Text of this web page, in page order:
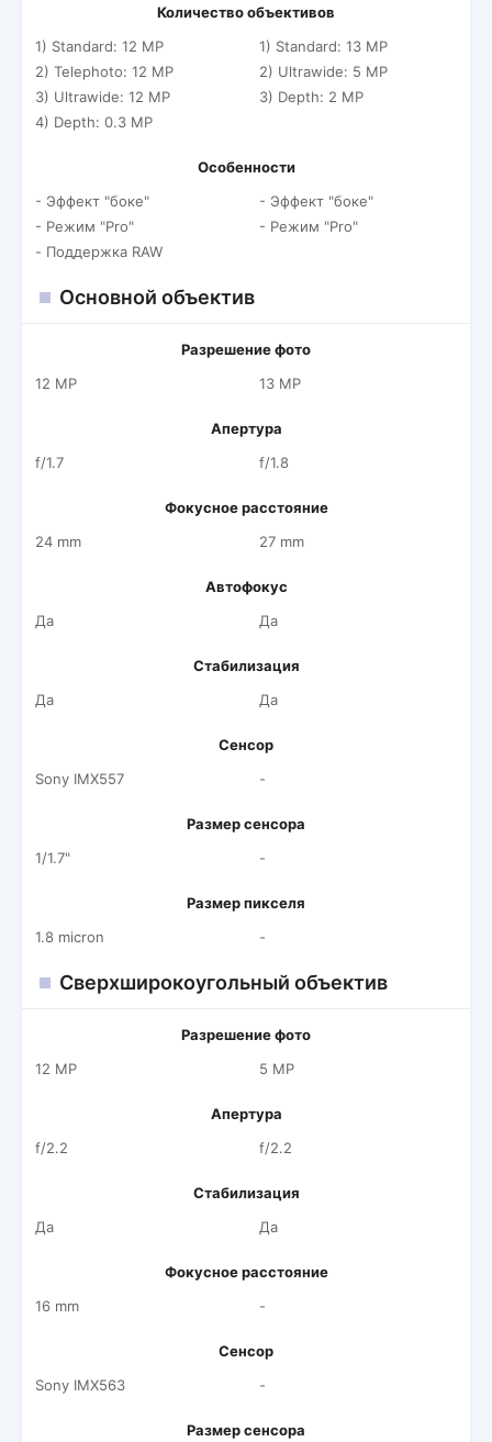
Количество объективов
1) Standard: 12 MP
2) Telephoto: 12 MP
3) Ultrawide: 12 MP
4) Depth: 0.3 MP
1) Standard: 13 MP
2) Ultrawide: 5 MP
3) Depth: 2 MP
Особенности
- Эффект "боке"
- Режим "Pro"
- Поддержка RAW
- Эффект "боке"
- Режим "Pro"
Основной объектив
Разрешение фото
12 MP
13 MP
Апертура
f/1.7
f/1.8
Фокусное расстояние
24 mm
27 mm
Автофокус
Да
Да
Стабилизация
Да
Да
Сенсор
Sony IMX557
-
Размер сенсора
1/1.7"
-
Размер пикселя
1.8 micron
-
Сверхширокоугольный объектив
Разрешение фото
12 MP
5 MP
Апертура
f/2.2
f/2.2
Стабилизация
Да
Да
Фокусное расстояние
16 mm
-
Сенсор
Sony IMX563
-
Размер сенсора